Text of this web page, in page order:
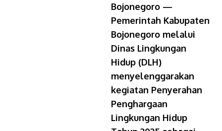
Bojonegoro —
Pemerintah Kabupaten
Bojonegoro melalui
Dinas Lingkungan
Hidup (DLH)
menyelenggarakan
kegiatan Penyerahan
Penghargaan
Lingkungan Hidup